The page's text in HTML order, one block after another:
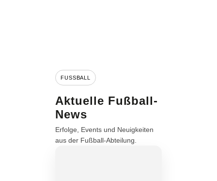
FUSSBALL
Aktuelle Fußball-
News
Erfolge, Events und Neuigkeiten
aus der Fußball-Abteilung.